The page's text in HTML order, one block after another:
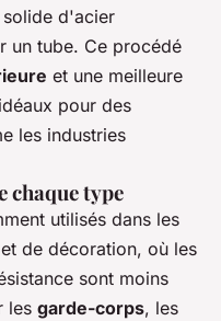
d'acier
un tube. Ce procédé
et une meilleure
pour des
les industries
chaque type
utilisés dans les
et de décoration, où les
sont moins
les garde-corps, les